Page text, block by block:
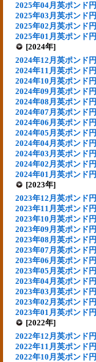
2025年04月英ポンド円
2025年03月英ポンド円
2025年02月英ポンド円
2025年01月英ポンド円
[2024年]
2024年12月英ポンド円
2024年11月英ポンド円
2024年10月英ポンド円
2024年09月英ポンド円
2024年08月英ポンド円
2024年07月英ポンド円
2024年06月英ポンド円
2024年05月英ポンド円
2024年04月英ポンド円
2024年03月英ポンド円
2024年02月英ポンド円
2024年01月英ポンド円
[2023年]
2023年12月英ポンド円
2023年11月英ポンド円
2023年10月英ポンド円
2023年09月英ポンド円
2023年08月英ポンド円
2023年07月英ポンド円
2023年06月英ポンド円
2023年05月英ポンド円
2023年04月英ポンド円
2023年03月英ポンド円
2023年02月英ポンド円
2023年01月英ポンド円
[2022年]
2022年12月英ポンド円
2022年11月英ポンド円
2022年10月英ポンド円